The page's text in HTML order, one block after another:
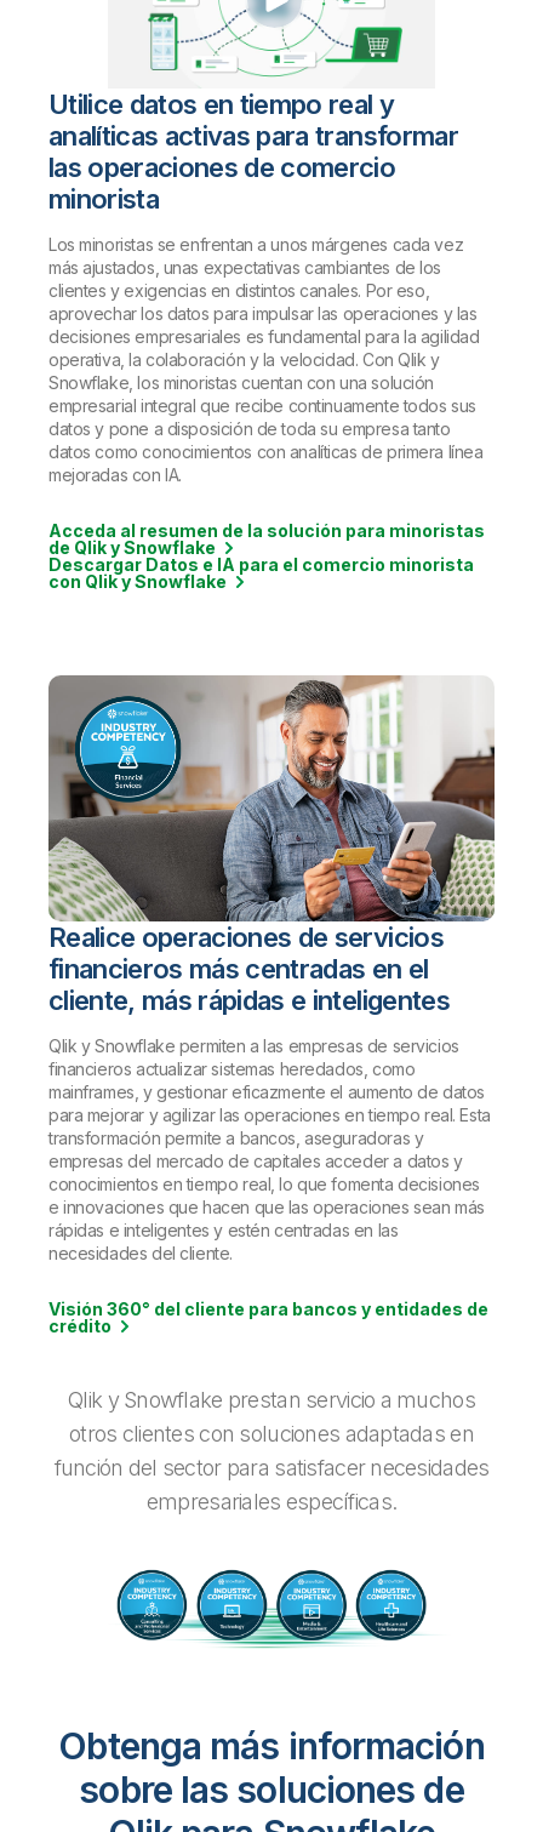
Utilice datos en tiempo real y
analíticas activas para transformar
las operaciones de comercio
minorista
Los minoristas se enfrentan a unos márgenes cada vez
más ajustados, unas expectativas cambiantes de los
clientes y exigencias en distintos canales. Por eso,
aprovechar los datos para impulsar las operaciones y las
decisiones empresariales es fundamental para la agilidad
operativa, la colaboración y la velocidad. Con Qlik y
Snowflake, los minoristas cuentan con una solución
empresarial integral que recibe continuamente todos sus
datos y pone a disposición de toda su empresa tanto
datos como conocimientos con analíticas de primera línea
mejoradas con IA.
Acceda al resumen de la solución para minoristas
de Qlik y Snowflake
Descargar Datos e IA para el comercio minorista
con Qlik y Snowflake
Realice operaciones de servicios
financieros más centradas en el
cliente, más rápidas e inteligentes
Qlik y Snowflake permiten a las empresas de servicios
financieros actualizar sistemas heredados, como
mainframes, y gestionar eficazmente el aumento de datos
para mejorar y agilizar las operaciones en tiempo real. Esta
transformación permite a bancos, aseguradoras y
empresas del mercado de capitales acceder a datos y
conocimientos en tiempo real, lo que fomenta decisiones
e innovaciones que hacen que las operaciones sean más
rápidas e inteligentes y estén centradas en las
necesidades del cliente.
Visión 360° del cliente para bancos y entidades de
crédito
Qlik y Snowflake prestan servicio a muchos
otros clientes con soluciones adaptadas en
función del sector para satisfacer necesidades
empresariales específicas.
Obtenga más información
sobre las soluciones de